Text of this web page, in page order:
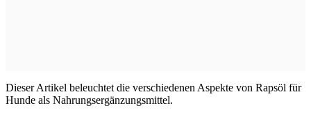
Dieser Artikel beleuchtet die verschiedenen Aspekte von Rapsöl für
Hunde als Nahrungsergänzungsmittel.